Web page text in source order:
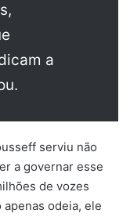
a
serviu não
a governar esse
de vozes
odeia, ele